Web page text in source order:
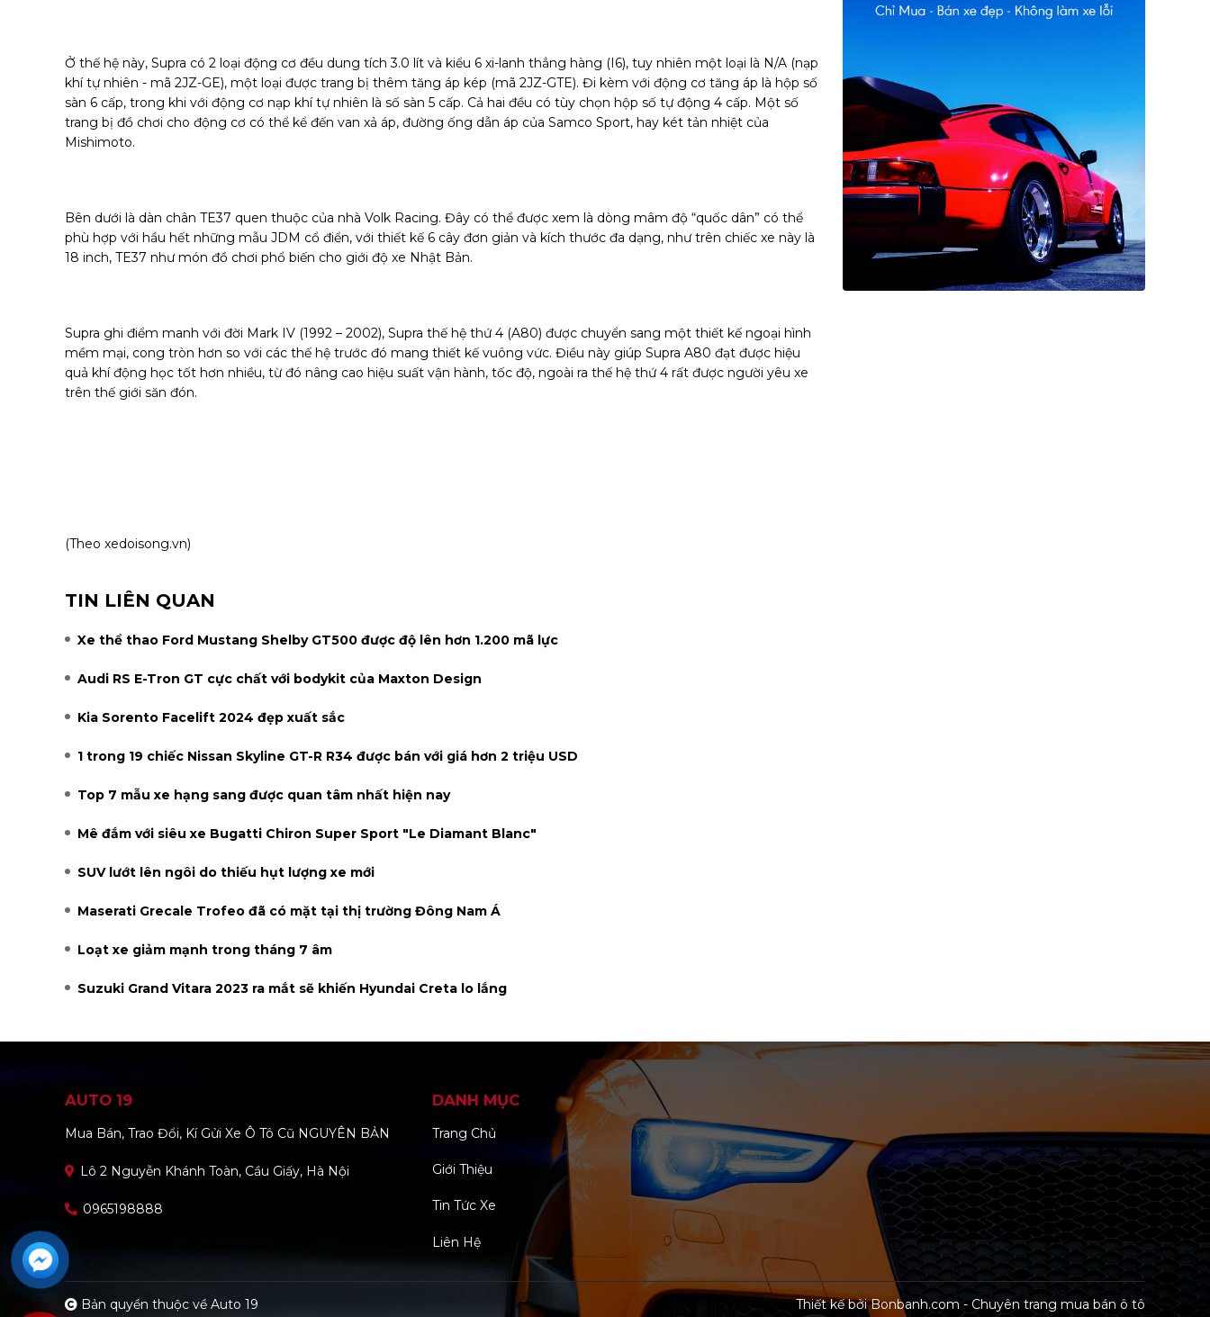
Ở thế hệ này, Supra có 2 loại động cơ đều dung tích 3.0 lít và kiểu 6 xi-lanh thẳng hàng (I6), tuy nhiên một loại là N/A (nạp
khí tự nhiên - mã 2JZ-GE), một loại được trang bị thêm tăng áp kép (mã 2JZ-GTE). Đi kèm với động cơ tăng áp là hộp số
sàn 6 cấp, trong khi với động cơ nạp khí tự nhiên là số sàn 5 cấp. Cả hai đều có tùy chọn hộp số tự động 4 cấp. Một số
trang bị đồ chơi cho động cơ có thể kể đến van xả áp, đường ống dẫn áp của Samco Sport, hay két tản nhiệt của
Mishimoto.
Bên dưới là dàn chân TE37 quen thuộc của nhà Volk Racing. Đây có thể được xem là dòng mâm độ “quốc dân” có thể
phù hợp với hầu hết những mẫu JDM cổ điển, với thiết kế 6 cây đơn giản và kích thước đa dạng, như trên chiếc xe này là
18 inch, TE37 như món đồ chơi phổ biến cho giới độ xe Nhật Bản.
Supra ghi điểm manh với đời Mark IV (1992 – 2002), Supra thế hệ thứ 4 (A80) được chuyển sang một thiết kế ngoại hình
mềm mại, cong tròn hơn so với các thế hệ trước đó mang thiết kế vuông vức. Điều này giúp Supra A80 đạt được hiệu
quả khí động học tốt hơn nhiều, từ đó nâng cao hiệu suất vận hành, tốc độ, ngoài ra thế hệ thứ 4 rất được người yêu xe
trên thế giới săn đón.
(Theo xedoisong.vn)
TIN LIÊN QUAN
Xe thể thao Ford Mustang Shelby GT500 được độ lên hơn 1.200 mã lực
Audi RS E-Tron GT cực chất với bodykit của Maxton Design
Kia Sorento Facelift 2024 đẹp xuất sắc
1 trong 19 chiếc Nissan Skyline GT-R R34 được bán với giá hơn 2 triệu USD
Top 7 mẫu xe hạng sang được quan tâm nhất hiện nay
Mê đắm với siêu xe Bugatti Chiron Super Sport "Le Diamant Blanc"
SUV lướt lên ngôi do thiếu hụt lượng xe mới
Maserati Grecale Trofeo đã có mặt tại thị trường Đông Nam Á
Loạt xe giảm mạnh trong tháng 7 âm
Suzuki Grand Vitara 2023 ra mắt sẽ khiến Hyundai Creta lo lắng
AUTO 19
Mua Bán, Trao Đổi, Kí Gửi Xe Ô Tô Cũ NGUYÊN BẢN
Lô 2 Nguyễn Khánh Toàn, Cầu Giấy, Hà Nội
0965198888
DANH MỤC
Trang Chủ
Giới Thiệu
Tin Tức Xe
Liên Hệ
Bản quyền thuộc về Auto 19 Thiết kế bởiBonbanh.com - Chuyên trang mua bán ô tô